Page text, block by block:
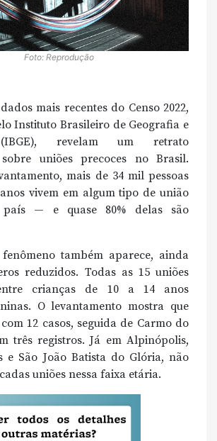
Foto: Reprodução
mais recentes do Censo 2022,
Instituto Brasileiro de Geografia e
revelam um retrato
uniões precoces no Brasil.
mais de 34 mil pessoas
vivem em algum tipo de união
— e quase 80% delas são
também aparece, ainda
reduzidos. Todas as 15 uniões
crianças de 10 a 14 anos
O levantamento mostra que
12 casos, seguida de Carmo do
três registros. Já em Alpinópolis,
e São João Batista do Glória, não
uniões nessa faixa etária.